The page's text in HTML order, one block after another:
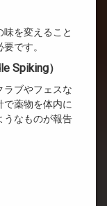
を変えること
です。
Spiking）
ラブやフェスな
で薬物を体内に
うなものが報告